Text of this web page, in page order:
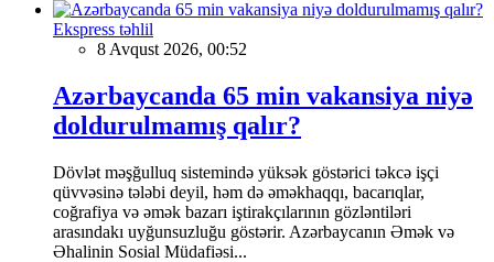
Ekspress təhlil
8 Avqust 2026, 00:52
Azərbaycanda 65 min vakansiya niyə
doldurulmamış qalır?
Dövlət məşğulluq sistemində yüksək göstərici təkcə işçi
qüvvəsinə tələbi deyil, həm də əməkhaqqı, bacarıqlar,
coğrafiya və əmək bazarı iştirakçılarının gözləntiləri
arasındakı uyğunsuzluğu göstərir. Azərbaycanın Əmək və
Əhalinin Sosial Müdafiəsi...